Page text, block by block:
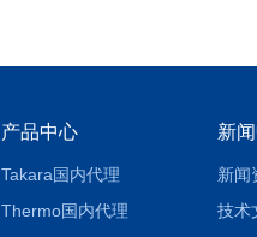
产品中心
Takara国内代理
Thermo国内代理
新
新闻
技术